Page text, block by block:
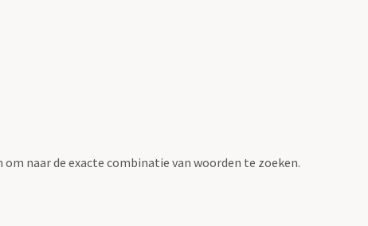
naar de exacte combinatie van woorden te zoeken.